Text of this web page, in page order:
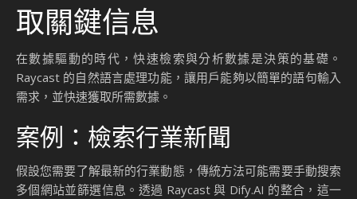
取關鍵信息
在數據驅動的時代，快速檢索與分析數據是決策的基礎。
Raycast 的自然語言處理功能，讓用戶能夠以簡單的語句輸入
需求，並快速獲取所需數據。
案例：檢索行業新聞
假設您需要了解最新的行業動態，傳統方法可能需要手動搜索
多個網站並篩選信息。透過 Raycast 與 Dify.AI 的整合，這一